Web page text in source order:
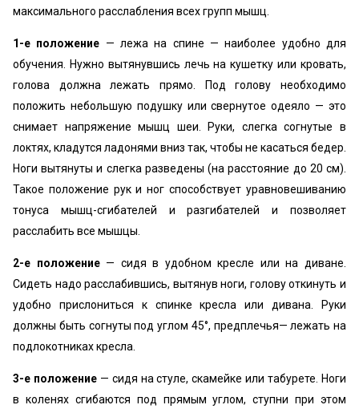
максимального расслабления всех групп мышц.
1-е положение — лежа на спине — наиболее удобно для
обучения. Нужно вытянувшись лечь на кушетку или кровать,
голова должна лежать прямо. Под голову необходимо
положить небольшую подушку или свернутое одеяло — это
снимает напряжение мышц шеи. Руки, слегка согнутые в
локтях, кладутся ладонями вниз так, чтобы не касаться бедер.
Ноги вытянуты и слегка разведены (на расстояние до 20 см).
Такое положение рук и ног способствует уравновешиванию
тонуса мышц-сгибателей и разгибателей и позволяет
расслабить все мышцы.
2-е положение — сидя в удобном кресле или на диване.
Сидеть надо расслабившись, вытянув ноги, голову откинуть и
удобно прислониться к спинке кресла или дивана. Руки
должны быть согнуты под углом 45°, предплечья— лежать на
подлокотниках кресла.
3-е положение— сидя на стуле, скамейке или табурете. Ноги
в коленях сгибаются под прямым углом, ступни при этом